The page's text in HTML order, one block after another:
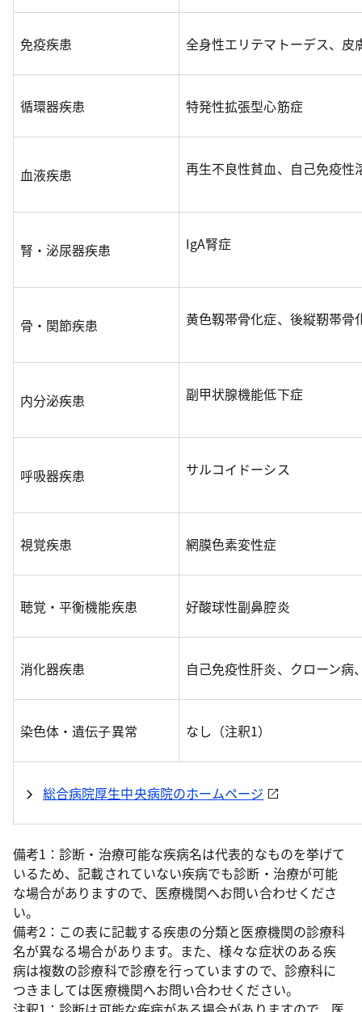
免疫疾患 全身性エリテマトーデス、皮
循環器疾患 特発性拡張型心筋症
血液疾患 再生不良性貧血、自己免疫
腎・泌尿器疾患 IgA腎症
骨・関節疾患 黄色靱帯骨化症、後縦靭帯
内分泌疾患 副甲状腺機能低下症
呼吸器疾患 サルコイドーシス
視覚疾患 網膜色素変性症
聴覚・平衡機能疾患 好酸球性副鼻腔炎
消化器疾患 自己免疫性肝炎、クローン病
染色体・遺伝子異常 なし（注釈1）
総合病院厚生中央病院のホームページ
備考1：診断・治療可能な疾病名は代表的なものを挙げて
いるため、記載されていない疾病でも診断・治療が可能
な場合がありますので、医療機関へお問い合わせくださ
い。
備考2：この表に記載する疾患の分類と医療機関の診療科
名が異なる場合があります。また、様々な症状のある疾
病は複数の診療科で診療を行っていますので、診療科に
つきましては医療機関へお問い合わせください。